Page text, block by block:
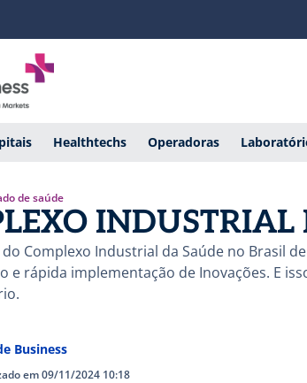
Healthtechs Operadoras
de saúde
INDUSTRIAL
Complexo Industrial da Saúde no Brasil
e rápida implementação de Inovações. E
Business
em 09/11/2024 10:18